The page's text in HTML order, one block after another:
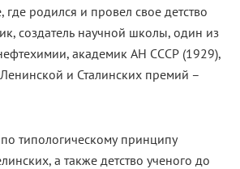
родился и провел свое детство
создатель научной школы, один из
академик АН СССР (1929),
и Сталинских премий –
типологическому принципу
а также детство ученого до